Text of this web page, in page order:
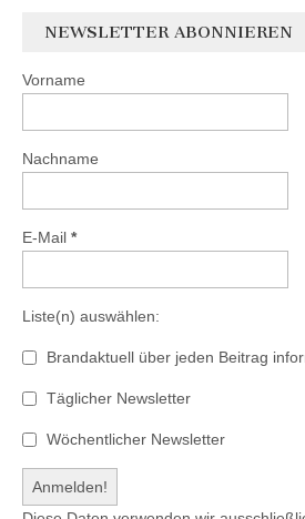
NEWSLETTER ABONNIEREN
Vorname
Nachname
E-Mail *
Liste(n) auswählen:
Brandaktuell über jeden Beitrag
Täglicher Newsletter
Wöchentlicher Newsletter